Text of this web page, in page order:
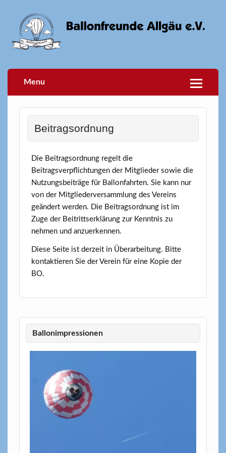
Menu
Beitragsordnung
Die Beitragsordnung regelt die
Beitragsverpflichtungen der Mitglieder sowie die
Nutzungsbeiträge für Ballonfahrten. Sie kann nur
von der Mitgliederversammlung des Vereins
geändert werden. Die Beitragsordnung ist im
Zuge der Beitrittserklärung zur Kenntnis zu
nehmen und anzuerkennen.
Diese Seite ist derzeit in Überarbeitung. Bitte
kontaktieren Sie der Verein für eine Kopie der
BO.
Ballonimpressionen